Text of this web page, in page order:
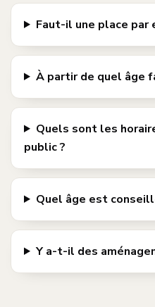
Faut-il une place par
À partir de quel âge
Quels sont les
public ?
Quel âge est
Y a-t-il des